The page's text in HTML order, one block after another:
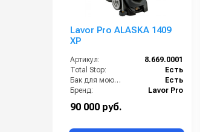
Lavor Pro ALASKA 1409
XP
Артикул:
8.669.0001
Total Stop:
Есть
Бак для моющих средств:
Есть
Бренд:
Lavor Pro
Грязевая фреза:
Длина шланга ВД (м):
90 000 руб.